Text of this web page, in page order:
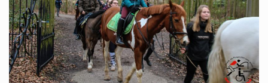
Beleidsplan
Verslag activiteiten 2024